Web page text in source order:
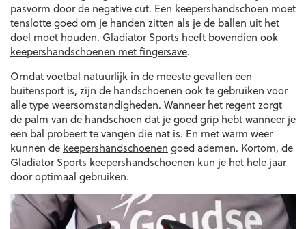
pasvorm door de negative cut. Een keepershandschoen moet
tenslotte goed om je handen zitten als je de ballen uit het
doel moet houden. Gladiator Sports heeft bovendien ook
keepershandschoenen met fingersave.
Omdat voetbal natuurlijk in de meeste gevallen een
buitensport is, zijn de handschoenen ook te gebruiken voor
alle type weersomstandigheden. Wanneer het regent zorgt
de palm van de handschoen dat je goed grip hebt wanneer je
een bal probeert te vangen die nat is. En met warm weer
kunnen de keepershandschoenen goed ademen. Kortom, de
Gladiator Sports keepershandschoenen kun je het hele jaar
door optimaal gebruiken.